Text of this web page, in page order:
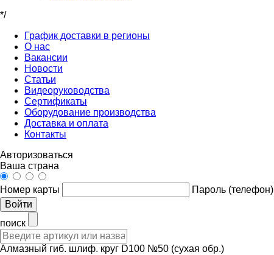
*/
График доставки в регионы
О нас
Вакансии
Новости
Статьи
Видеоруководства
Сертификаты
Оборудование производства
Доставка и оплата
Контакты
Авторизоваться
Ваша страна
Номер карты
Пароль (телефон)
Войти
поиск
Алмазный гиб. шлиф. круг D100 №50 (сухая обр.)